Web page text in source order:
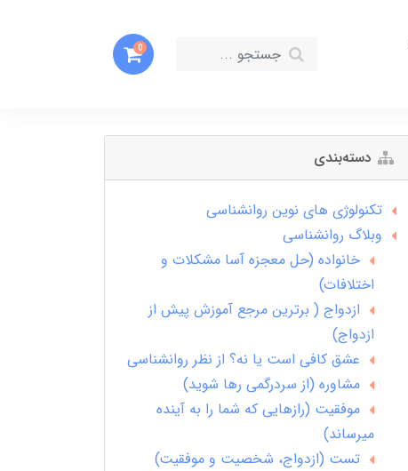
0
دسته‌بندی
تکنولوژی های نوین روانشناسی
وبلاگ روانشناسی
خانواده (حل معجزه آسا مشکلات و
اختلافات)
ازدواج ( برترین مرجع آموزش پیش از
ازدواج)
عشق کافی است یا نه؟ از نظر روانشناسی
مشاوره (از سردرگمی رها شوید)
موفقیت (رازهایی که شما را به آینده
میرساند)
تست (ازدواج، شخصیت و موفقیت)